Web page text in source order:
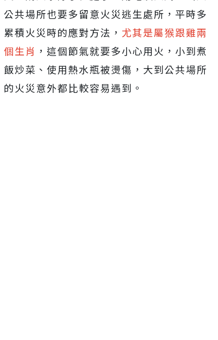
公共場所也要多留意火災逃生處所，平時多
累積火災時的應對方法， 尤其是屬猴跟雞兩
個生肖 ，這個節氣就要多小心用火，小到煮
飯炒菜、使用熱水瓶被燙傷，大到公共場所
的火災意外都比較容易遇到。